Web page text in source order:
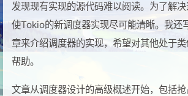
发现现有实现的源代码难以阅读。为了解
使Tokio的新调度器实现尽可能清晰。我还
章来介绍调度器的实现，希望对其他处于
帮助。
文章从调度器设计的高级概述开始，包括